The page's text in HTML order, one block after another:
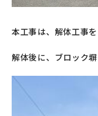
本工事は、解体工事
解体後に、ブロック